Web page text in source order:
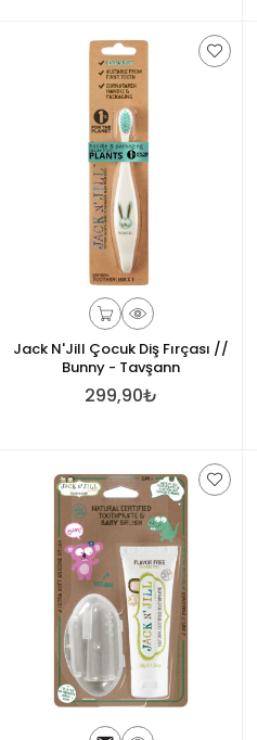
Jack N'Jill Çocuk Diş Fırçası //
Bunny - Tavşann
299,90₺